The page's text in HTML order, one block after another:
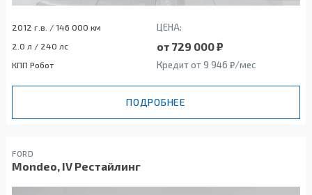
2012 г.в. / 146 000 км ЦЕНА:
2.0 л / 240 лс от 729 000 ₽
КПП Робот Кредит от 9 946 ₽/мес
ПОДРОБНЕЕ
FORD
Mondeo, IV Рестайлинг